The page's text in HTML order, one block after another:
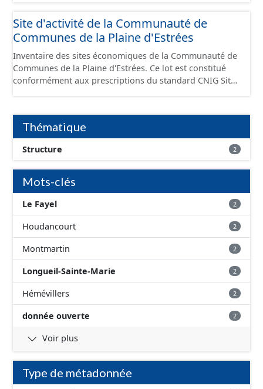
conformément aux prescriptions du standard CNIG Sites
Économiques. Ce lot ne contient pas la référence aux
delà des prescriptions du CNIG se limitant aux SCI.
Site d'activité de la Communauté de
Communes de la Plaine d'Estrées
Inventaire des sites économiques de la Communauté de
Communes de la Plaine d'Estrées. Ce lot est constitué
conformément aux prescriptions du standard CNIG Sites
Thématique
Structure 2
Mots-clés
Le Fayel 2
Houdancourt 2
Montmartin 2
Longueil-Sainte-Marie 2
Hémévillers 2
donnée ouverte 2
Voir plus
Type de métadonnée